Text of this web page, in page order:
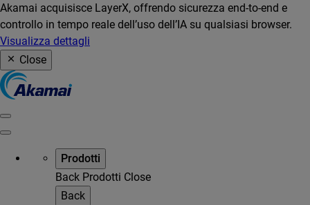
Akamai acquisisce LayerX, offrendo sicurezza end-to-end e
controllo in tempo reale dell’uso dell’IA su qualsiasi browser.
Visualizza dettagli
Close
Prodotti
Back Prodotti Close
Back